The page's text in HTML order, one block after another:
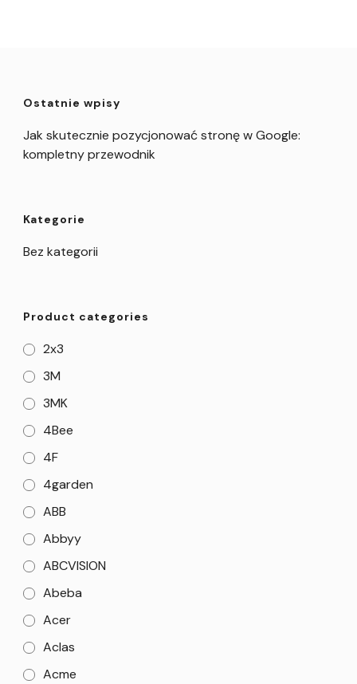
Ostatnie wpisy
Jak skutecznie pozycjonować stronę w Google:
kompletny przewodnik
Kategorie
Bez kategorii
Product categories
2x3
3M
3MK
4Bee
4F
4garden
ABB
Abbyy
ABCVISION
Abeba
Acer
Aclas
Acme